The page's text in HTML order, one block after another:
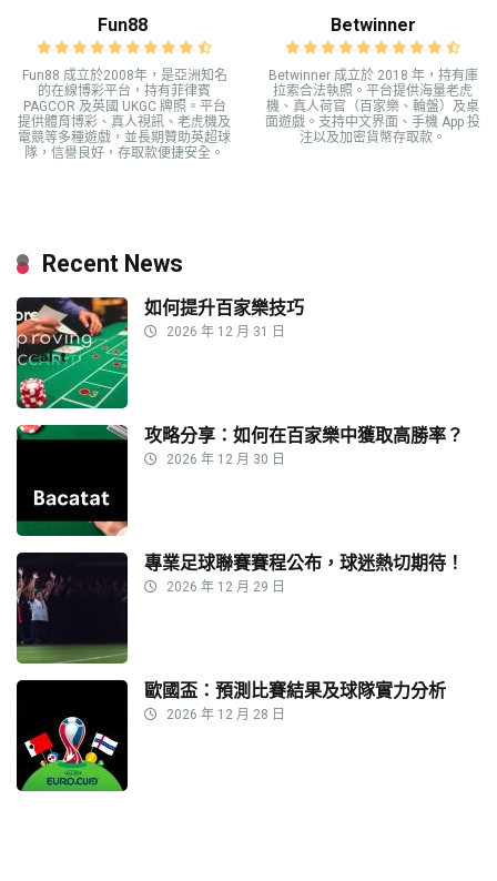
Fun88
Fun88 成立於2008年，是亞洲知名
的在線博彩平台，持有菲律賓
PAGCOR 及英國 UKGC 牌照。平台
提供體育博彩、真人視訊、老虎機及
電競等多種遊戲，並長期贊助英超球
隊，信譽良好，存取款便捷安全。
Betwinner
Betwinner 成立於 2018 年，持有庫
拉索合法執照。平台提供海量老虎
機、真人荷官（百家樂、輪盤）及桌
面遊戲。支持中文界面、手機 App 投
注以及加密貨幣存取款。
Recent News
如何提升百家樂技巧
2026 年 12 月 31 日
攻略分享：如何在百家樂中獲取高勝率？
2026 年 12 月 30 日
專業足球聯賽賽程公布，球迷熱切期待！
2026 年 12 月 29 日
歐國盃：預測比賽結果及球隊實力分析
2026 年 12 月 28 日